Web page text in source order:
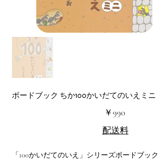
ボードブック ちか100かいだてのいえミニ
価
格
￥990
配送料
「100かいだてのいえ」シリーズボードブック